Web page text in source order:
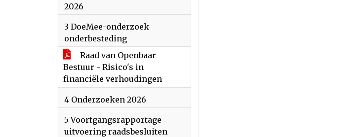
2026
3 DoeMee-onderzoek
onderbesteding
Raad van Openbaar
Bestuur - Risico's in
financiële verhoudingen
4 Onderzoeken 2026
5 Voortgangsrapportage
uitvoering raadsbesluiten